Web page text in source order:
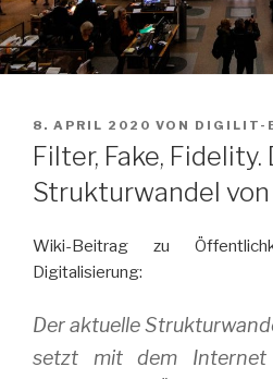
VERÖFFENTLICHT
AM
8. APRIL 2020 VON DIGILIT-
Filter, Fake,
Strukturwandel
Wiki-Beitrag zu
Digitalisierung:
Der aktuelle
setzt mit dem Internet